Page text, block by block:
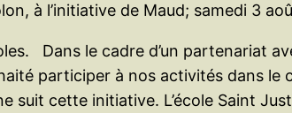
à l’initiative de Maud; samedi 3
Dans le cadre d’un partenariat
participer à nos activités dans
suit cette initiative. L’école Saint